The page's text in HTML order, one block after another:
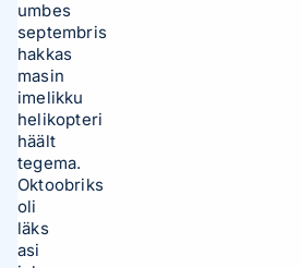
umbes
septembris
hakkas
masin
imelikku
helikopteri
häält
tegema.
Oktoobriks
oli
läks
asi